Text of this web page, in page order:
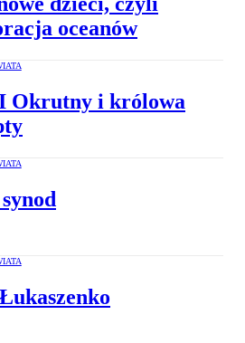
oceanów
Okrutny i królowa